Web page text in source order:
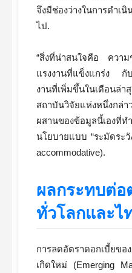
จึงมีช่องว่างในการดำเ
ไป.
“สิ่งที่น่าสนใจคือ ความ
แรงงานที่แข็งแกร่ง กับ
งานที่เพิ่มขึ้นในเดือนล่
สถาบันวิจัยแห่งหนึ่งก
ผสานของข้อมูลนี้เอ
นโยบายแบบ “ระมัดระ
accommodative).
ผลกระทบต่อ
ทั่วโลกและไ
การลดอัตราดอกเบี้ยขอ
เกิดใหม่ (Emerging